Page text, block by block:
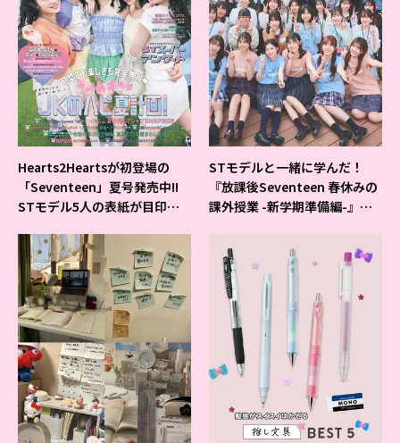
Hearts2Heartsが初登場の
「Seventeen」夏号発売中!!
STモデル5人の表紙が目印だ
STモデルと一緒に学んだ！
『放課後Seventeen 春休みの
課外授業 -新学期準備編-』イ